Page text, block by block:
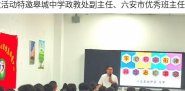
动特邀皋城中学政教处副主任、六安市优秀班主